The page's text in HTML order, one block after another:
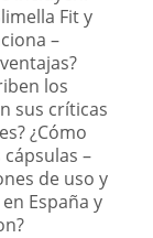
Fit y
–
los
sus críticas
¿Cómo
–
de uso y
España y